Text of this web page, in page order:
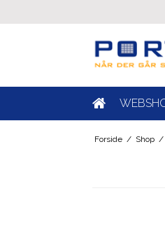
Forside / Shop /